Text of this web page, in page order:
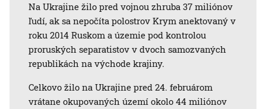
Na Ukrajine žilo pred vojnou zhruba 37 miliónov
ľudí, ak sa nepočíta polostrov Krym anektovaný v
roku 2014 Ruskom a územie pod kontrolou
proruských separatistov v dvoch samozvaných
republikách na východe krajiny.
Celkovo žilo na Ukrajine pred 24. februárom
vrátane okupovaných území okolo 44 miliónov